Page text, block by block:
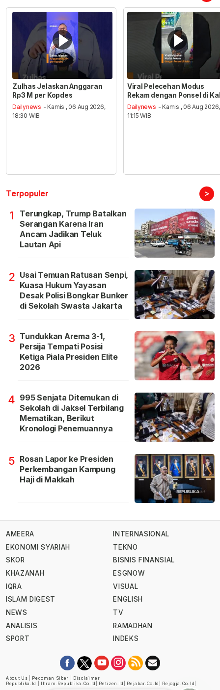
Zulhas Jelaskan Anggaran
Rp3 M per Kopdes
Dailynews - Kamis , 06 Aug 2026,
18:30 WIB
Viral Pelecehan Modus
Rekam dengan Ponsel di
Dailynews - Kamis , 06 Aug 2026,
11:15 WIB
Terpopuler >
1
Terungkap, Trump Batalkan
Serangan Karena Iran
Ancam Jadikan Teluk
Lautan Api
2 Usai Temuan Ratusan Senpi,
Kuasa Hukum Yayasan
Desak Polisi Bongkar Bunker
di Sekolah Swasta Jakarta
3 Tundukkan Arema 3-1,
Persija Tempati Posisi
Ketiga Piala Presiden Elite
2026
4 995 Senjata Ditemukan di
Sekolah di Jaksel Terbilang
Mematikan, Berikut
Kronologi Penemuannya
5 Rosan Lapor ke Presiden
Perkembangan Kampung
Haji di Makkah
AMEERA
EKONOMI SYARIAH
SKOR
KHAZANAH
IQRA
ISLAM DIGEST
NEWS
ANALISIS
SPORT
INTERNASIONAL
TEKNO
BISNIS FINANSIAL
ESGNOW
VISUAL
ENGLISH
TV
RAMADHAN
INDEKS
About Us Pedoman Siber
Disclaimer
Republika.id
Ihram.republika.co.id Retizen.id Rejabar.co.id Rejogja.co.id